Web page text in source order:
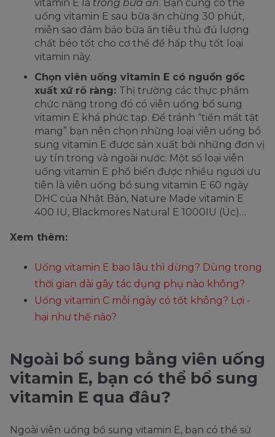
vitamin E là trong bữa ăn. Bạn cũng có thể
uống vitamin E sau bữa ăn chừng 30 phút,
miễn sao đảm bảo bữa ăn tiêu thủ đủ lượng
chất béo tốt cho cơ thể để hấp thụ tốt loại
vitamin này.
Chọn viên uống vitamin E có nguồn gốc
xuất xứ rõ ràng: Thị trường các thực phẩm
chức năng trong đó có viên uống bổ sung
vitamin E khá phức tạp. Để tránh “tiền mất tật
mang” bạn nên chọn những loại viên uống bổ
sung vitamin E được sản xuất bởi những đơn vị
uy tín trong và ngoài nước. Một số loại viên
uống vitamin E phổ biến được nhiều người ưu
tiên là viên uống bổ sung vitamin E 60 ngày
DHC của Nhật Bản, Nature Made vitamin E
400 IU, Blackmores Natural E 1000IU (Úc)…
Xem thêm:
Uống vitamin E bao lâu thì dừng? Dùng trong
thời gian dài gây tác dụng phụ nào không?
Uống vitamin C mỗi ngày có tốt không? Lợi -
hại như thế nào?
Ngoài bổ sung bằng viên uống
vitamin E, bạn có thể bổ sung
vitamin E qua đâu?
Ngoài viên uống bổ sung vitamin E, bạn có thể sử